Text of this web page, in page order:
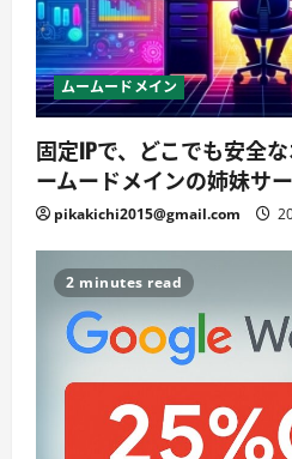
ムームードメイン
固定IPで、どこでも安
ームードメインの姉妹サ
pikakichi2015@gmail.com
2 minutes read